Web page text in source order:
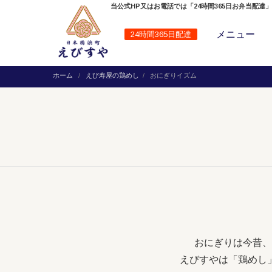
24時間365日配達 メニュー
当公式HP又はお電話では「24時間365日お弁当配達
ホーム えび寿屋の鶏めし おにぎりイズム
おにぎりは今昔
えびすやは「鶏めし